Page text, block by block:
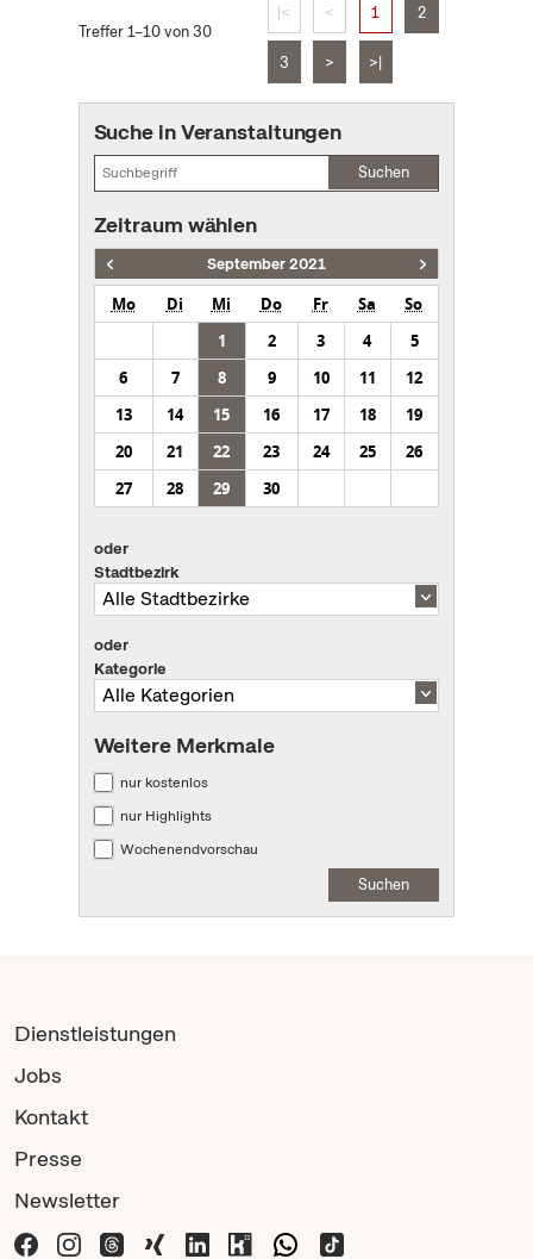
Treffer 1–10 von 30
|< < 1 2
3 > >|
Suche in Veranstaltungen
Suchen
Zeitraum wählen
September 2021
Mo Di Mi Do Fr Sa
So
1
2 3 4
5
6
7 8 9 10 11
12
13
14 15 16 17 18
19
20
21 22 23 24 25
26
27
28 29 30
oder
Stadtbezirk
oder
Kategorie
Weitere Merkmale
nur kostenlos
nur Highlights
Wochenendvorschau
Suchen
Dienstleistungen
Jobs
Kontakt
Presse
Newsletter